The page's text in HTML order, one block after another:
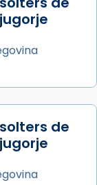
es canta
de
Mn.
una
Després,
voltant
santes.
grup de
de